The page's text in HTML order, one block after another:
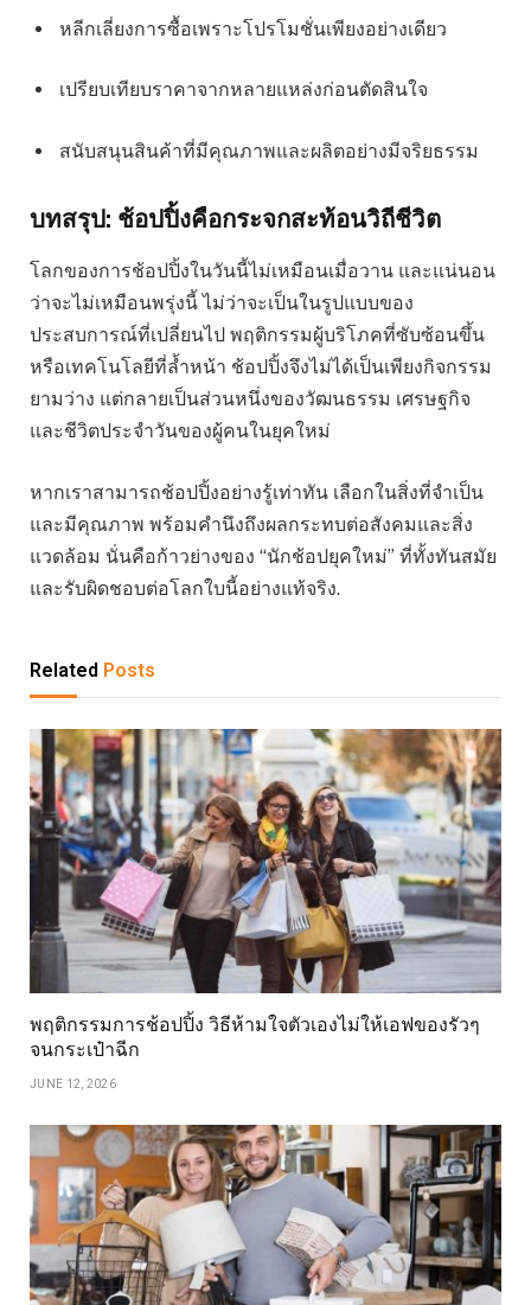
หลีกเลี่ยงการซื้อเพราะโปรโมชั่นเพียงอย่างเดียว
เปรียบเทียบราคาจากหลายแหล่งก่อนตัดสินใจ
สนับสนุนสินค้าที่มีคุณภาพและผลิตอย่างมีจริยธรรม
บทสรุป: ช้อปปิ้งคือกระจกสะท้อนวิถีชีวิต
โลกของการช้อปปิ้งในวันนี้ไม่เหมือนเมื่อวาน และแน่นอน
ว่าจะไม่เหมือนพรุ่งนี้ ไม่ว่าจะเป็นในรูปแบบของ
ประสบการณ์ที่เปลี่ยนไป พฤติกรรมผู้บริโภคที่ซับซ้อนขึ้น
หรือเทคโนโลยีที่ล้ำหน้า ช้อปปิ้งจึงไม่ได้เป็นเพียงกิจกรรม
ยามว่าง แต่กลายเป็นส่วนหนึ่งของวัฒนธรรม เศรษฐกิจ
และชีวิตประจำวันของผู้คนในยุคใหม่
หากเราสามารถช้อปปิ้งอย่างรู้เท่าทัน เลือกในสิ่งที่จำเป็น
และมีคุณภาพ พร้อมคำนึงถึงผลกระทบต่อสังคมและสิ่ง
แวดล้อม นั่นคือก้าวย่างของ “นักช้อปยุคใหม่” ที่ทั้งทันสมัย
และรับผิดชอบต่อโลกใบนี้อย่างแท้จริง.
Related Posts
พฤติกรรมการช้อปปิ้ง วิธีห้ามใจตัวเองไม่ให้เอฟของรัวๆ
จนกระเป๋าฉีก
JUNE 12, 2026